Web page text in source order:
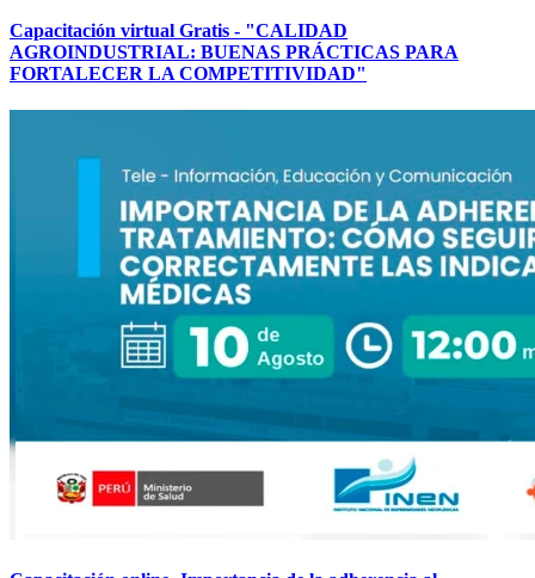
Capacitación virtual Gratis - "CALIDAD
AGROINDUSTRIAL: BUENAS PRÁCTICAS PARA
FORTALECER LA COMPETITIVIDAD"